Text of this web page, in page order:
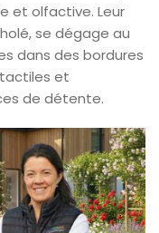
et olfactive. Leur
se dégage au
dans des bordures
et
de détente.